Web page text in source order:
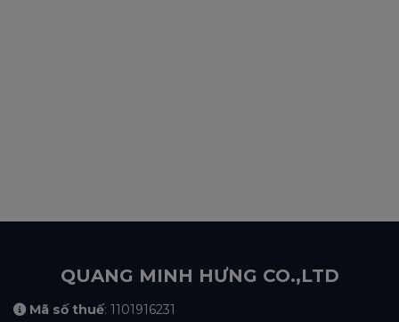
QUANG MINH HƯNG CO.,LTD
Mã số thuế: 1101916231